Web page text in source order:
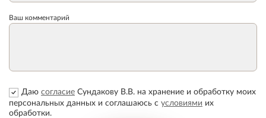
Ваш комментарий
Даю согласие Сундакову В.В. на хранение и обработку моих
персональных данных и соглашаюсь с условиями их
обработки.